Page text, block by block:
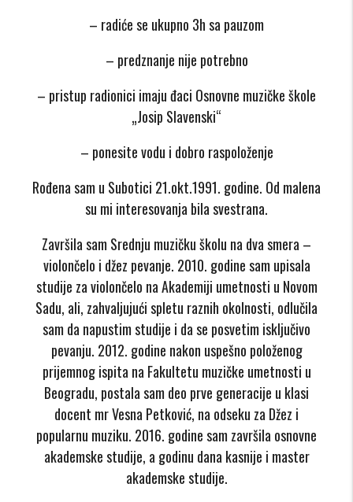
– radiće se ukupno 3h sa pauzom
– predznanje nije potrebno
– pristup radionici imaju đaci Osnovne muzičke škole
„Josip Slavenski“
– ponesite vodu i dobro raspoloženje
Rođena sam u Subotici 21.okt.1991. godine. Od malena
su mi interesovanja bila svestrana.
Završila sam Srednju muzičku školu na dva smera –
violončelo i džez pevanje. 2010. godine sam upisala
studije za violončelo na Akademiji umetnosti u Novom
Sadu, ali, zahvaljujući spletu raznih okolnosti, odlučila
sam da napustim studije i da se posvetim isključivo
pevanju. 2012. godine nakon uspešno položenog
prijemnog ispita na Fakultetu muzičke umetnosti u
Beogradu, postala sam deo prve generacije u klasi
docent mr Vesna Petković, na odseku za Džez i
popularnu muziku. 2016. godine sam završila osnovne
akademske studije, a godinu dana kasnije i master
akademske studije.